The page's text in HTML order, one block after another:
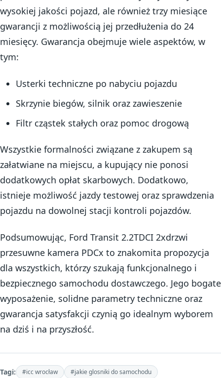
wysokiej jakości pojazd, ale również trzy miesiące
gwarancji z możliwością jej przedłużenia do 24
miesięcy. Gwarancja obejmuje wiele aspektów, w
tym:
Usterki techniczne po nabyciu pojazdu
Skrzynie biegów, silnik oraz zawieszenie
Filtr cząstek stałych oraz pomoc drogową
Wszystkie formalności związane z zakupem są
załatwiane na miejscu, a kupujący nie ponosi
dodatkowych opłat skarbowych. Dodatkowo,
istnieje możliwość jazdy testowej oraz sprawdzenia
pojazdu na dowolnej stacji kontroli pojazdów.
Podsumowując, Ford Transit 2.2TDCI 2xdrzwi
przesuwne kamera PDCx to znakomita propozycja
dla wszystkich, którzy szukają funkcjonalnego i
bezpiecznego samochodu dostawczego. Jego bogate
wyposażenie, solidne parametry techniczne oraz
gwarancja satysfakcji czynią go idealnym wyborem
na dziś i na przyszłość.
Tagi: #icc wrocław
#jakie glosniki do samochodu